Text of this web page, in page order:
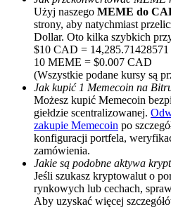
Deposit CASHCAT & Win
Share 500000 CASHCAT
Exclusive for BitMart Users
Użyj naszego MEME do
strony, aby natychmiast
Dollar. Oto kilka szybkich
$10 CAD =
10 MEME = $0.007 CAD
(Wszystkie podane kursy są
Jak kupić 1 Memecoin na
Możesz kupić Memecoin
giełdzie scentralizowanej.
zakupie Memecoin po
konfiguracji portfela,
zamówienia.
Jakie są podobne aktywa
Jeśli szukasz kryptowalut o
rynkowych lub cechach,
Aby uzyskać więcej